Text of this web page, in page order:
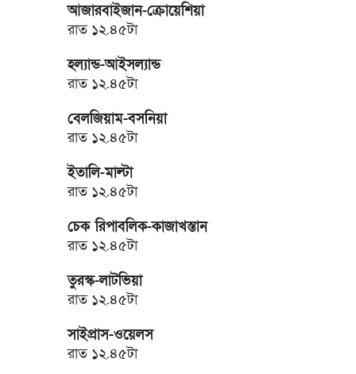
আজারবাইজান-ক্রোয়েশিয়া
রাত ১২.৪৫টা
হল্যান্ড-আইসল্যান্ড
রাত ১২.৪৫টা
বেলজিয়াম-বসনিয়া
রাত ১২.৪৫টা
ইতালি-মাল্টা
রাত ১২.৪৫টা
চেক রিপাবলিক-কাজাখস্তান
রাত ১২.৪৫টা
তুরস্ক-লাটভিয়া
রাত ১২.৪৫টা
সাইপ্রাস-ওয়েলস
রাত ১২.৪৫টা